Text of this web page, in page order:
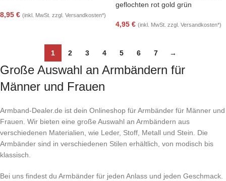
8,95 € (inkl. MwSt. zzgl. Versandkosten*)
geflochten rot gold grün
4,95 € (inkl. MwSt. zzgl. Versandkosten*)
1 2 3 4 5 6 7 →
Große Auswahl an Armbändern für
Männer und Frauen
Armband-Dealer.de ist dein Onlineshop für Armbänder für Männer und
Frauen. Wir bieten eine große Auswahl an Armbändern aus
verschiedenen Materialien, wie Leder, Stoff, Metall und Stein. Die
Armbänder sind in verschiedenen Stilen erhältlich, von modisch bis
klassisch.
Bei uns findest du Armbänder für jeden Anlass und jeden Geschmack.